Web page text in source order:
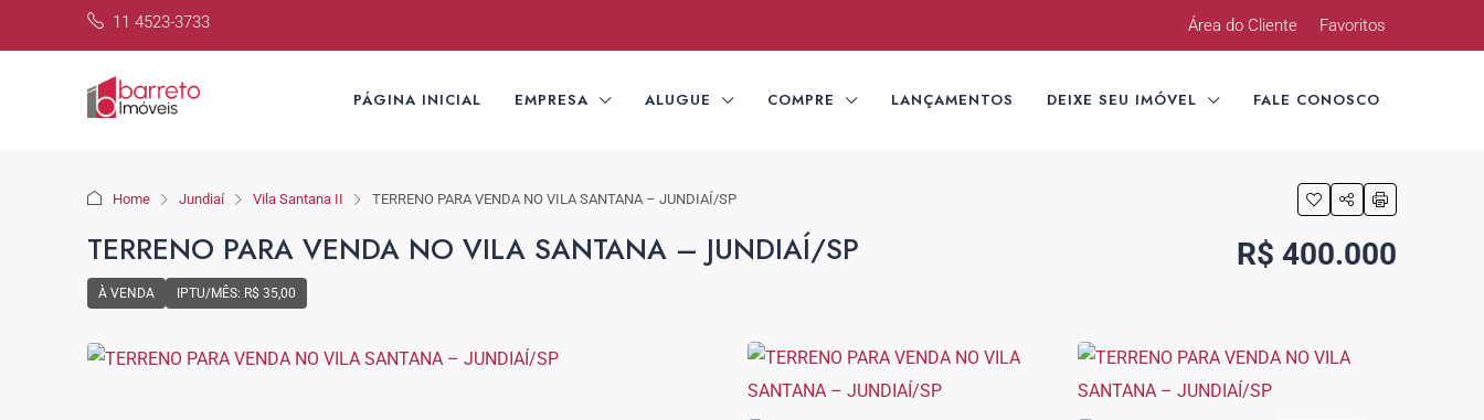
11 4523-3733 Área do Cliente Favoritos
PÁGINA INICIAL EMPRESA ALUGUE COMPRE LANÇAMENTOS DEIXE SEU IMÓVEL FALE CONOSCO
Home Jundiaí Vila Santana II TERRENO PARA VENDA NO VILA SANTANA – JUNDIAÍ/SP
TERRENO PARA VENDA NO VILA SANTANA – JUNDIAÍ/SP
À VENDA IPTU/MÊS: R$ 35,00
R$ 400.000